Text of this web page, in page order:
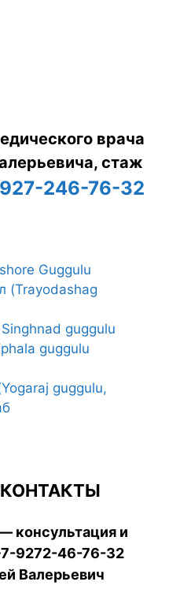
врача
стаж
246-76-32
Guggulu
(Trayodashag
guggulu
guggulu
guggulu,
консультация и
9272-46-76-32
Валерьевич